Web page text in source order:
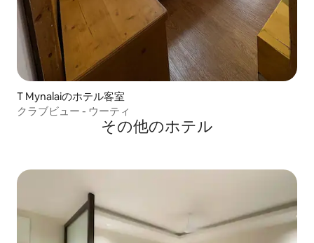
T Mynalaiのホテル客室
クラブビュー - ウーティ
その他のホテル